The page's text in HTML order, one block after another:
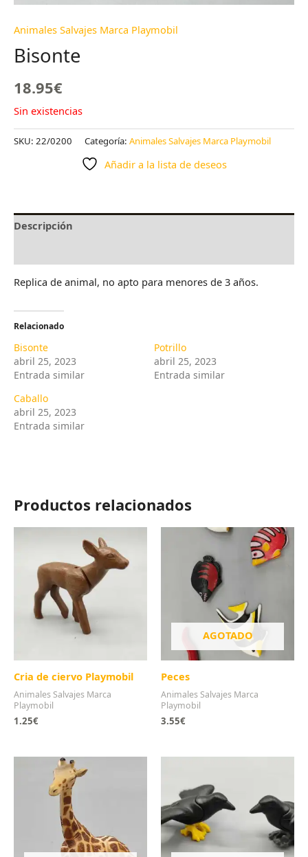
Animales Salvajes Marca Playmobil
Bisonte
18.95€
Sin existencias
SKU: 22/0200 Categoría: Animales Salvajes Marca Playmobil
Añadir a la lista de deseos
Descripción
Replica de animal, no apto para menores de 3 años.
Relacionado
Bisonte
abril 25, 2023
Entrada similar
Potrillo
abril 25, 2023
Entrada similar
Caballo
abril 25, 2023
Entrada similar
Productos relacionados
Cria de ciervo Playmobil
Animales Salvajes Marca
Playmobil
1.25€
AGOTADO
Peces
Animales Salvajes Marca
Playmobil
3.55€